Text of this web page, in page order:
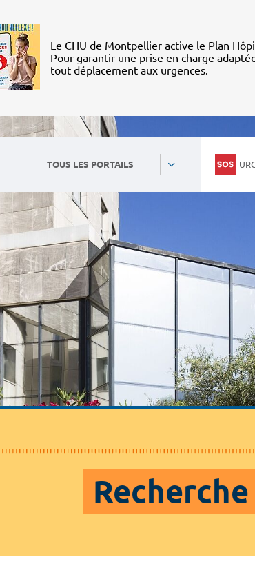
Le CHU de Montpellier active le Plan
Pour garantir une prise en charge
tout déplacement aux urgences.
TOUS LES PORTAILS